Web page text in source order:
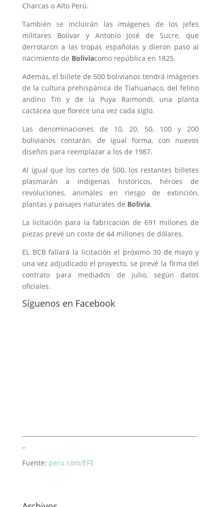
Charcas o Alto Perú.
También se incluirán las imágenes de los jefes
militares Bolívar y Antonio José de Sucre, que
derrotaron a las tropas españolas y dieron paso al
nacimiento de Boliviacomo república en 1825.
Además, el billete de 500 bolivianos tendrá imágenes
de la cultura prehispánica de Tiahuanaco, del felino
andino Titi y de la Puya Raimondi, una planta
cactácea que florece una vez cada siglo.
Las denominaciones de 10, 20, 50, 100 y 200
bolivianos contarán, de igual forma, con nuevos
diseños para reemplazar a los de 1987.
Al igual que los cortes de 500, los restantes billetes
plasmarán a indígenas históricos, héroes de
revoluciones, animales en riesgo de extinción,
plantas y paisajes naturales de Bolivia.
La licitación para la fabricación de 691 millones de
piezas prevé un coste de 44 millones de dólares.
EL BCBfallará la licitación el próximo 30 de mayo y
una vez adjudicado el proyecto, se prevé la firma del
contrato para mediados de julio, según datos
oficiales.
Síguenos en Facebook
Fuente: peru.com/EFE